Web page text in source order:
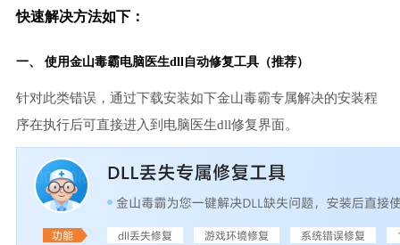
快速解决方法如下：
一、 使用金山毒霸电脑医生dll自动修复工具（推荐）
针对此类错误，通过下载安装如下金山毒霸专属解决的安装程
序在执行后可直接进入到电脑医生dll修复界面。